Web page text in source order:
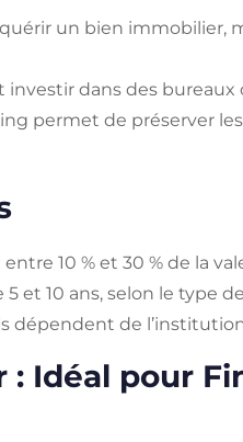
un bien immobilier,
investir dans des
permet de préserver
10 % et 30 % de la
5 et 10 ans, selon le type
dépendent de
: Idéal pour